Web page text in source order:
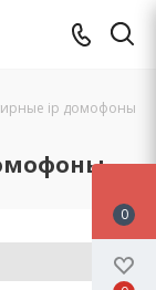
ip домофоны
0